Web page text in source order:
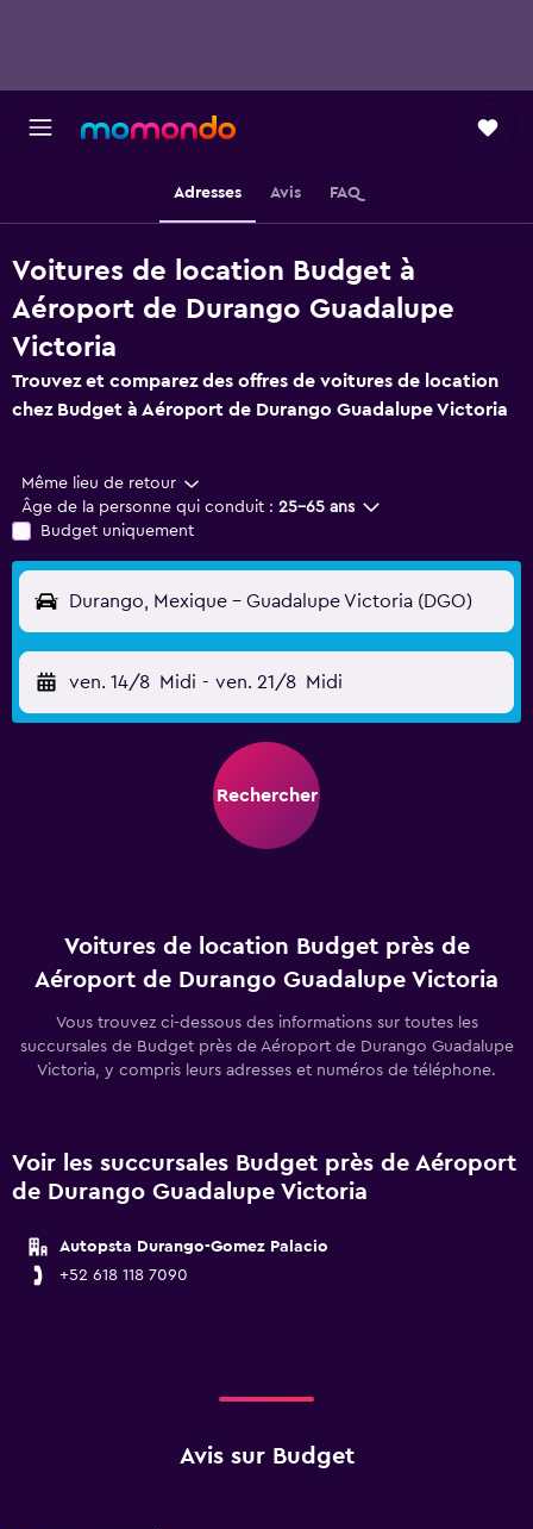
Adresses Avis FAQ
Voitures de location Budget à
Aéroport de Durango Guadalupe
Victoria
Trouvez et comparez des offres de voitures de location
chez Budget à Aéroport de Durango Guadalupe Victoria
Même lieu de retour
Âge de la personne qui conduit : 25-65 ans
Budget uniquement
Durango, Mexique - Guadalupe Victoria (DGO)
ven. 14/8 Midi - ven. 21/8 Midi
Rechercher
Voitures de location Budget près de
Aéroport de Durango Guadalupe Victoria
Vous trouvez ci-dessous des informations sur toutes les
succursales de Budget près de Aéroport de Durango Guadalupe
Victoria, y compris leurs adresses et numéros de téléphone.
Voir les succursales Budget près de Aéroport
de Durango Guadalupe Victoria
Autopsta Durango-Gomez Palacio
+52 618 118 7090
Avis sur Budget